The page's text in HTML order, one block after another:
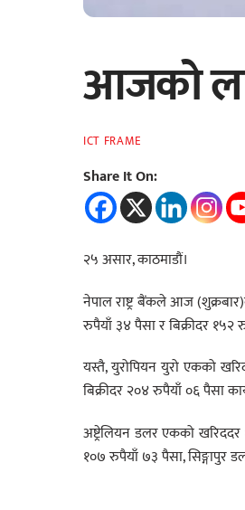
आजको
ICT FRAME
Share It On:
२५ असार, काठमाडौं।
नेपाल राष्ट्र बैंकले आज
रुपैयाँ ३४ पैसा र बिक्रीदर १५२
यस्तै, युरोपियन युरो एकको
बिक्रीदर २०४ रुपैयाँ ०६ पैसा
अष्ट्रेलियन डलर एकको
१०७ रुपैयाँ ७३ पैसा, सिङ्गापुर